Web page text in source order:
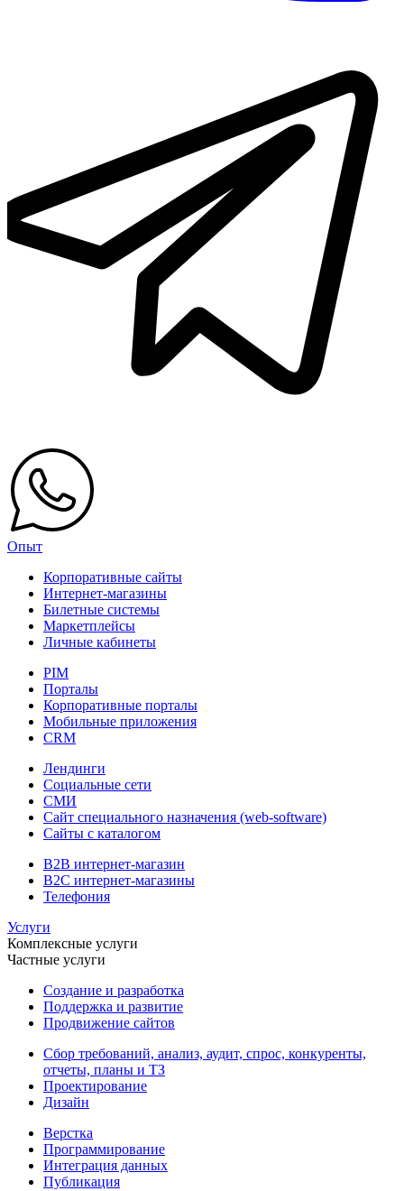
Опыт
Корпоративные сайты
Интернет-магазины
Билетные системы
Маркетплейсы
Личные кабинеты
PIM
Порталы
Корпоративные порталы
Мобильные приложения
CRM
Лендинги
Социальные сети
СМИ
Сайт специального назначения (web-software)
Сайты с каталогом
B2B интернет-магазин
B2C интернет-магазины
Телефония
Услуги
Комплексные услуги
Частные услуги
Создание и разработка
Поддержка и развитие
Продвижение сайтов
Сбор требований, анализ, аудит, спрос, конкуренты,
отчеты, планы и ТЗ
Проектирование
Дизайн
Верстка
Программирование
Интеграция данных
Публикация